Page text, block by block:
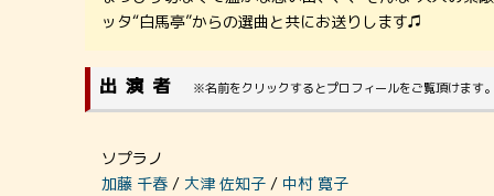
ッタ“白馬亭”からの選曲と共にお送りします♫
出演者 ※名前をクリックするとプロフィールをご覧頂けます
ソプラノ
加藤 千春 / 大津 佐知子 / 中村 寛子